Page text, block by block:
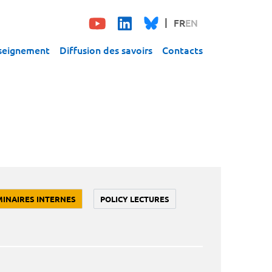
FREN
Diffusion des savoirs Contacts
INTERNES POLICY LECTURES